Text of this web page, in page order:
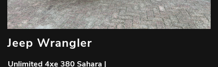
Jeep Wrangler
Unlimited 4xe 380 Sahara |